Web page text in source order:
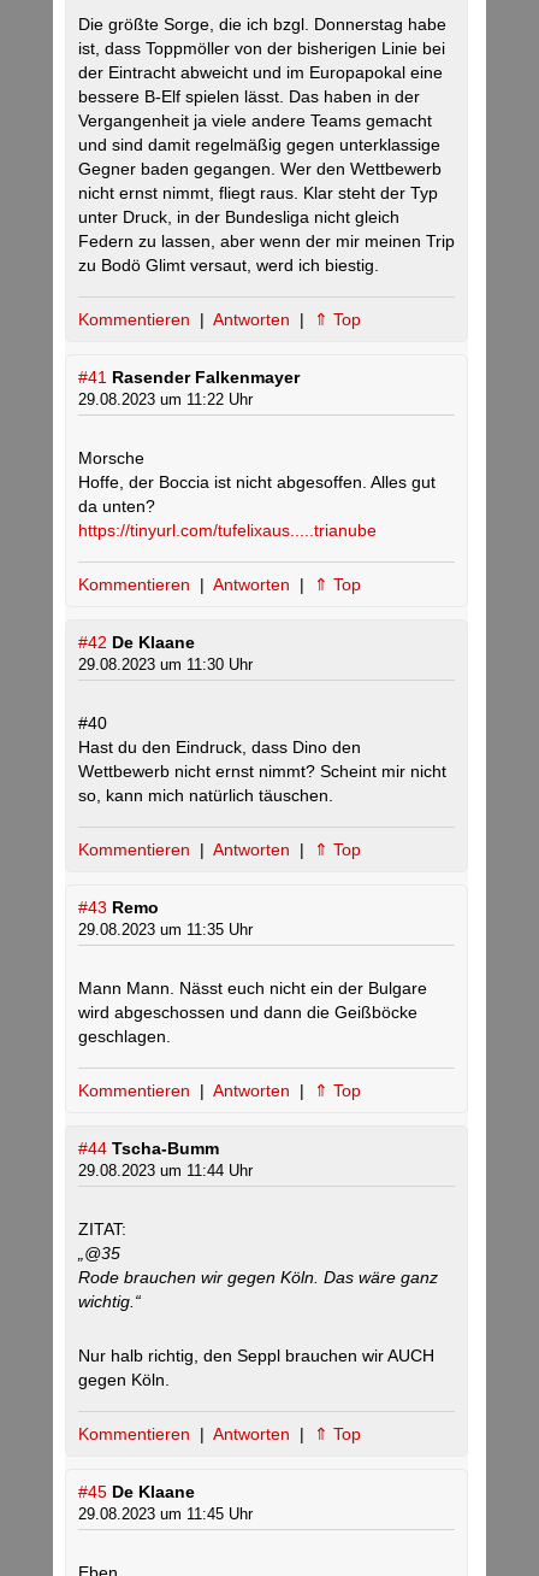
Die größte Sorge, die ich bzgl. Donnerstag habe
ist, dass Toppmöller von der bisherigen Linie bei
der Eintracht abweicht und im Europapokal eine
bessere B-Elf spielen lässt. Das haben in der
Vergangenheit ja viele andere Teams gemacht
und sind damit regelmäßig gegen unterklassige
Gegner baden gegangen. Wer den Wettbewerb
nicht ernst nimmt, fliegt raus. Klar steht der Typ
unter Druck, in der Bundesliga nicht gleich
Federn zu lassen, aber wenn der mir meinen Trip
zu Bodö Glimt versaut, werd ich biestig.
Kommentieren | Antworten | ⇑ Top
#41 Rasender Falkenmayer
29.08.2023 um 11:22 Uhr
Morsche
Hoffe, der Boccia ist nicht abgesoffen. Alles gut
da unten?
https://tinyurl.com/tufelixaus.....trianube
Kommentieren | Antworten | ⇑ Top
#42 De Klaane
29.08.2023 um 11:30 Uhr
#40
Hast du den Eindruck, dass Dino den
Wettbewerb nicht ernst nimmt? Scheint mir nicht
so, kann mich natürlich täuschen.
Kommentieren | Antworten | ⇑ Top
#43 Remo
29.08.2023 um 11:35 Uhr
Mann Mann. Nässt euch nicht ein der Bulgare
wird abgeschossen und dann die Geißböcke
geschlagen.
Kommentieren | Antworten | ⇑ Top
#44 Tscha-Bumm
29.08.2023 um 11:44 Uhr
ZITAT:
„@35
Rode brauchen wir gegen Köln. Das wäre ganz
wichtig.“
Nur halb richtig, den Seppl brauchen wir AUCH
gegen Köln.
Kommentieren | Antworten | ⇑ Top
#45 De Klaane
29.08.2023 um 11:45 Uhr